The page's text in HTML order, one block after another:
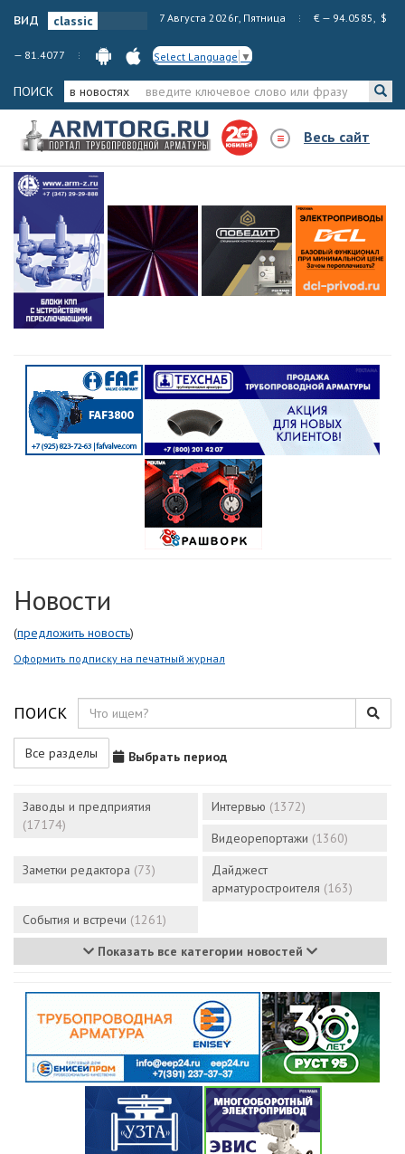
вид 7 Августа 2026г, Пятница € — 94.0585, $
— 81.4077 Select Language ▼
ПОИСК в новостях
Весь сайт
Новости
(предложить новость)
Оформить подписку на печатный журнал
ПОИСК
Все разделы Выбрать период
Заводы и предприятия
(17174)
Интервью (1372)
Видеорепортажи (1360)
Заметки редактора (73)
Дайджест
арматуростроителя (163)
События и встречи (1261)
Показать все категории новостей